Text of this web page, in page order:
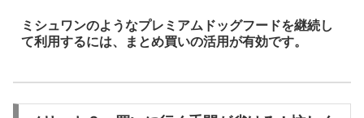
ミシュワンのようなプレミアムドッグフードを継続し
て利用するには、まとめ買いの活用が有効です。